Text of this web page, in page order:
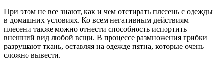
При этом не все знают, как и чем отстирать плесень с одежды
в домашних условиях. Ко всем негативным действиям
плесени также можно отнести способность испортить
внешний вид любой вещи. В процессе размножения грибки
разрушают ткань, оставляя на одежде пятна, которые очень
сложно вывести.